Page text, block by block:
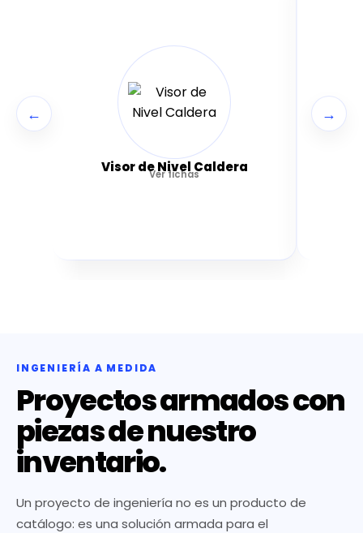
←
Visor de Nivel Caldera
Ver fichas
→
INGENIERÍA A MEDIDA
Proyectos armados con
piezas de nuestro
inventario.
Un proyecto de ingeniería no es un producto de
catálogo: es una solución armada para el